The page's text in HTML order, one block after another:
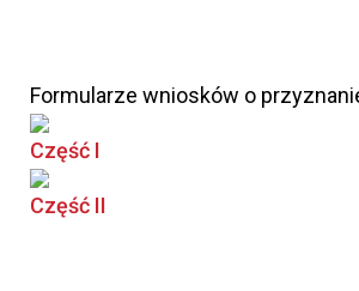
Formularze wniosków o
Część I
Część II